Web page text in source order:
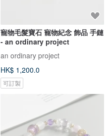
寵物毛髮寶石 寵物紀念 飾品 手鏈
- an ordinary project
an ordinary project
HK$ 1,200.0
可訂製